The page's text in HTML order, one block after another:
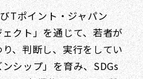
Tポイント・ジャパン
クト」を通じて、若者が
、判断し、実行をしてい
シップ」を育み、SDGs